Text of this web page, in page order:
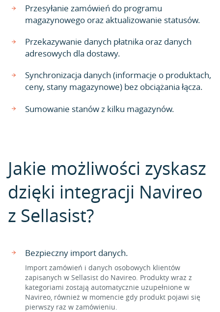
Przesyłanie zamówień do programu
magazynowego oraz aktualizowanie statusów.
Przekazywanie danych płatnika oraz danych
adresowych dla dostawy.
Synchronizacja danych (informacje o produktach,
ceny, stany magazynowe) bez obciążania łącza.
Sumowanie stanów z kilku magazynów.
Jakie możliwości zyskasz
dzięki integracji Navireo
z Sellasist?
Bezpieczny import danych.
Import zamówień i danych osobowych klientów
zapisanych w Sellasist do Navireo. Produkty wraz z
kategoriami zostają automatycznie uzupełnione w
Navireo, również w momencie gdy produkt pojawi się
pierwszy raz w zamówieniu.